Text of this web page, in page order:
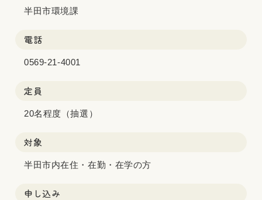
半田市環境課
電話
0569-21-4001
定員
20名程度（抽選）
対象
半田市内在住・在勤・在学の方
申し込み